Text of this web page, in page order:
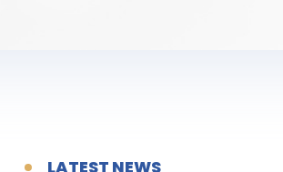
LATEST NEWS